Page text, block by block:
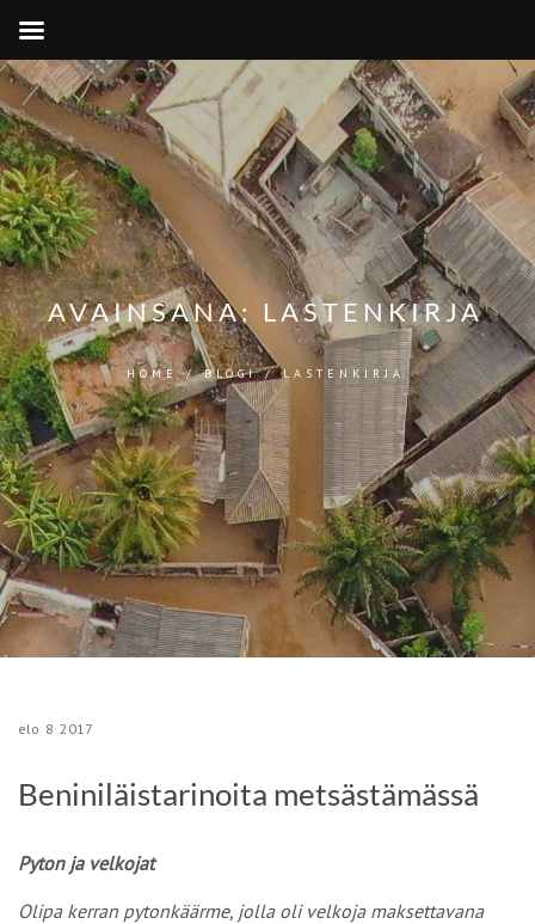
AVAINSANA: LASTENKIRJA
HOME /BLOGI/LASTENKIRJA
elo 8 2017
Beniniläistarinoita metsästämässä
Pyton ja velkojat
Olipa kerran pytonkäärme, jolla oli velkoja maksettavana